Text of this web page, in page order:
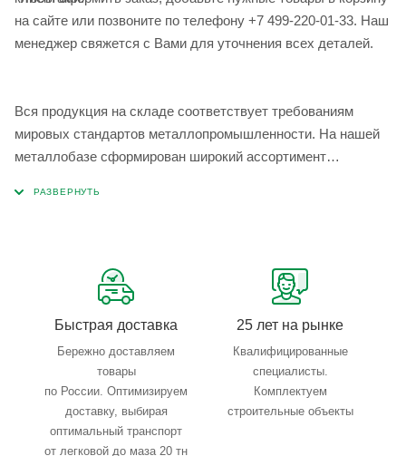
на сайте или позвоните по телефону +7 499-220-01-33. Наш
менеджер свяжется с Вами для уточнения всех деталей.
Вся продукция на складе соответствует требованиям
мировых стандартов металлопромышленности. На нашей
металлобазе сформирован широкий ассортимент
Быстрая доставка
Бережно доставляем
товары
по России. Оптимизируем
доставку, выбирая
оптимальный транспорт
от легковой до маза 20 тн
25 лет на рынке
Квалифицированные
специалисты.
Комплектуем
строительные объекты